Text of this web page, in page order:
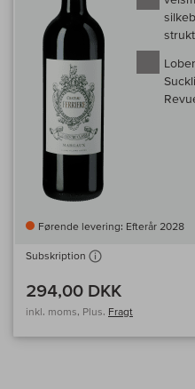
Førende levering: Efterår 2028
Subskription
294,00 DKK
inkl. moms, Plus. Fragt